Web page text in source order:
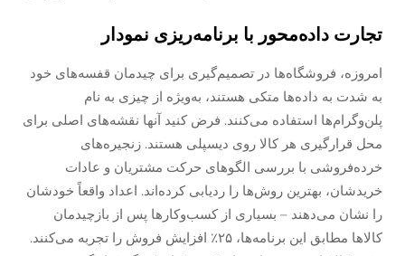
تجارت داده‌محور با برنامه‌ریزی نمودار
امروزه، فروشگاه‌ها در تصمیم‌گیری برای چیدمان قفسه‌های خود
به شدت به داده‌ها متکی هستند، به‌ویژه از چیزی به نام
پلن‌وگرام‌ها استفاده می‌کنند. فرض کنید آنها نقشه‌های اصلی برای
محل قرارگیری هر کالا روی دیسپلی هستند. زنجیره‌های
خرده‌فروشی با بررسی الگوهای حرکت مشتریان و عادات
خریدشان، بهترین روش‌ها را ردیابی کرده‌اند. اعداد واقعاً خودشان
را نشان می‌دهند – بسیاری از کسب‌وکارها پس از بازچیدمان
کالاها مطابق این برنامه‌ها، ۲۵٪ افزایش فروش را تجربه می‌کنند.